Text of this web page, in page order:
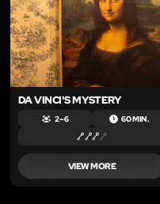
DA VINCI'S MYSTERY
2 – 6 60 MIN.
VIEW MORE